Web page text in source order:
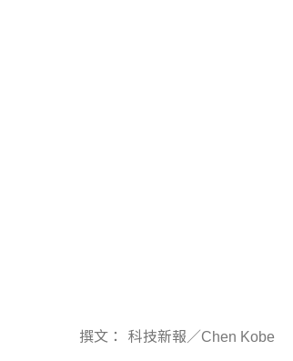
撰文： 科技新報／Chen Kobe